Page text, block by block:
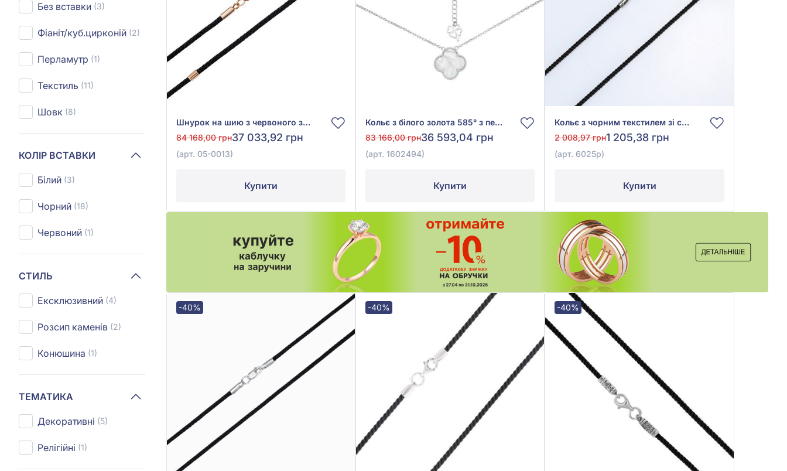
Без вставки (3)
Фіаніт/куб.цирконій (2)
Перламутр (1)
Текстиль (11)
Шовк (8)
КОЛІР ВСТАВКИ
Білий (3)
Чорний (18)
Червоний (1)
СТИЛЬ
Ексклюзивний (4)
Розсип каменів (2)
Конюшина (1)
ТЕМАТИКА
Декоративні (5)
Релігійні (1)
Шнурок на шию з червоного золота 585°, без вставки, арт. 05-0013
84 168,00 грн37 033,92 грн
(арт. 05-0013)
Купити
Кольє з білого золота 585° з перламутром, арт. 1602494
83 166,00 грн36 593,04 грн
(арт. 1602494)
Купити
Кольє з чорним текстилем зі срібла 925°, арт. 6025р
2 008,97 грн1 205,38 грн
(арт. 6025р)
Купити
-40% -40% -40%